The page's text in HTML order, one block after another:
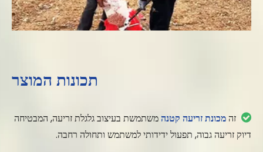
Video
תכונות המוצר
 זהמכונת זריעה קטנהמשתמשת בעיצוב גלגלת זריעה, המבטיחה
דיוק זריעה גבוה, תפעול ידידותי למשתמש ותחולה רחבה.